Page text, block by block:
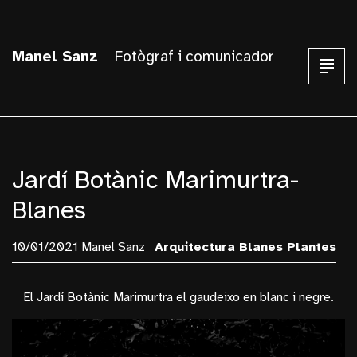
Manel Sanz Fotògraf i comunicador
Jardí Botànic Marimurtra-
Blanes
10/01/2021 Manel Sanz Arquitectura Blanes Plantes
El Jardí Botànic Marimurtra el gaudeixo en blanc i negre.